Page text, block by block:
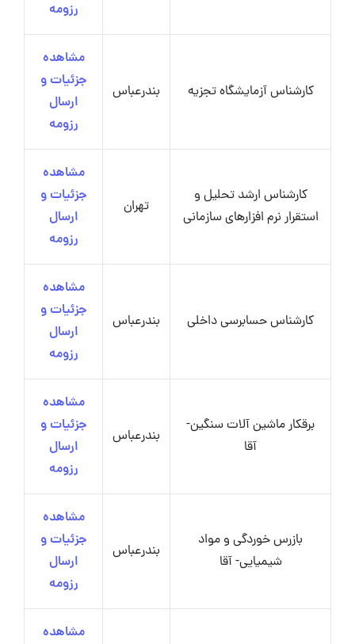
رزومه
کارشناس آزمایشگاه تجزیه بندرعباس
مشاهده
جزئیات و
ارسال
رزومه
کارشناس ارشد تحلیل و
استقرار نرم افزارهای سازمانی
تهران
مشاهده
جزئیات و
ارسال
رزومه
کارشناس حسابرسی داخلی بندرعباس
مشاهده
جزئیات و
ارسال
رزومه
برقکار ماشین آلات سنگین-
آقا
بندرعباس
مشاهده
جزئیات و
ارسال
رزومه
بازرس خوردگی و مواد
شیمیایی- آقا
بندرعباس
مشاهده
جزئیات و
ارسال
رزومه
مشاهده